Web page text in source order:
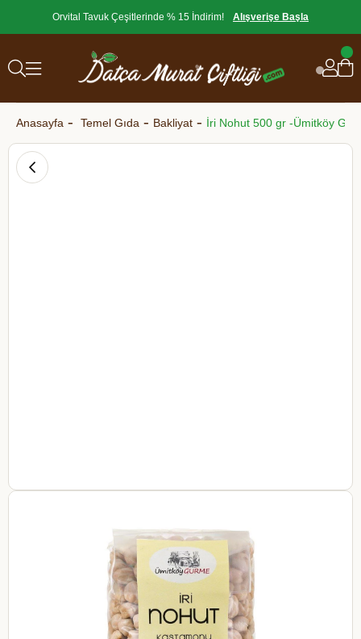
Orvital Tavuk Çeşitlerinde % 15 İndirim! Alışverişe Başla
Anasayfa Temel Gıda Bakliyat İri Nohut 500 gr -Ümitköy